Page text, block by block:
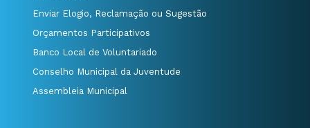
Enviar Elogio, Reclamação ou Sugestão
Orçamentos Participativos
Banco Local de Voluntariado
Conselho Municipal da Juventude
Assembleia Municipal